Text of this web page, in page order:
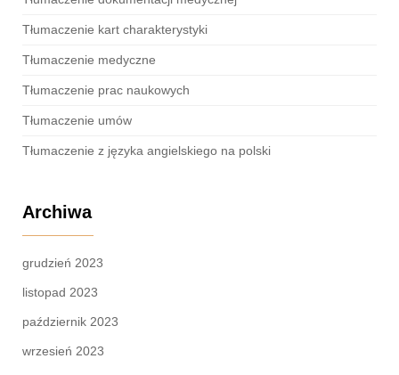
Tłumaczenie kart charakterystyki
Tłumaczenie medyczne
Tłumaczenie prac naukowych
Tłumaczenie umów
Tłumaczenie z języka angielskiego na polski
Archiwa
grudzień 2023
listopad 2023
październik 2023
wrzesień 2023